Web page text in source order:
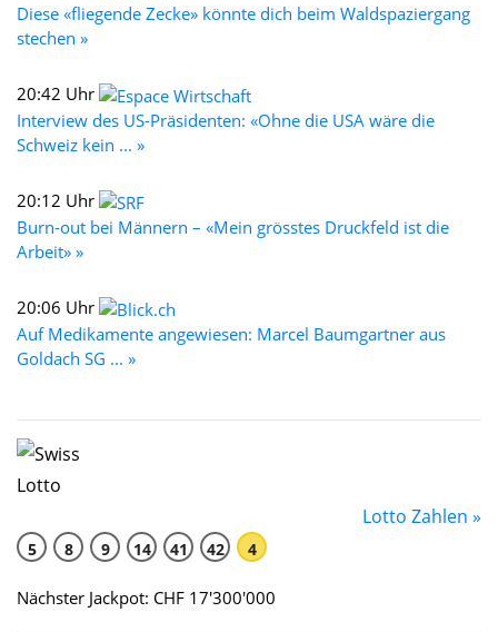
Diese «fliegende Zecke» könnte dich beim Waldspaziergang
stechen »
20:42 Uhr
Interview des US-Präsidenten: «Ohne die USA wäre die
Schweiz kein ... »
20:12 Uhr
Burn-out bei Männern – «Mein grösstes Druckfeld ist die
Arbeit» »
20:06 Uhr
Auf Medikamente angewiesen: Marcel Baumgartner aus
Goldach SG ... »
Lotto Zahlen »
5 8 9 14 41 42 4
Nächster Jackpot: CHF 17'300'000